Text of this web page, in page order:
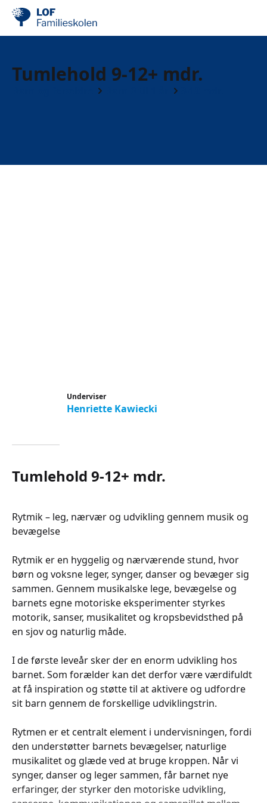
Tumlehold 9-12+ mdr.
Underviser
Henriette Kawiecki
Tumlehold 9-12+ mdr.
Rytmik – leg, nærvær og udvikling gennem musik og
bevægelse
Rytmik er en hyggelig og nærværende stund, hvor
børn og voksne leger, synger, danser og bevæger sig
sammen. Gennem musikalske lege, bevægelse og
barnets egne motoriske eksperimenter styrkes
motorik, sanser, musikalitet og kropsbevidsthed på
en sjov og naturlig måde.
I de første leveår sker der en enorm udvikling hos
barnet. Som forælder kan det derfor være værdifuldt
at få inspiration og støtte til at aktivere og udfordre
sit barn gennem de forskellige udviklingstrin.
Rytmen er et centralt element i undervisningen, fordi
den understøtter barnets bevægelser, naturlige
musikalitet og glæde ved at bruge kroppen. Når vi
synger, danser og leger sammen, får barnet nye
erfaringer, der styrker den motoriske udvikling,